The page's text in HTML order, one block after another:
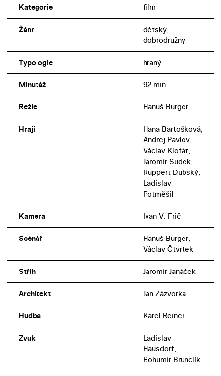
Kategorie film
Žánr
dětský,
dobrodružný
Typologie hraný
Minutáž 92 min
Režie Hanuš Burger
Hrají
Hana Bartošková,
Andrej Pavlov,
Václav Klofát,
Jaromír Sudek,
Ruppert Dubský,
Ladislav
Potměšil
Kamera Ivan V. Frič
Scénář
Hanuš Burger,
Václav Čtvrtek
Střih Jaromír Janáček
Architekt Jan Zázvorka
Hudba Karel Reiner
Zvuk
Ladislav
Hausdorf,
Bohumír Brunclík